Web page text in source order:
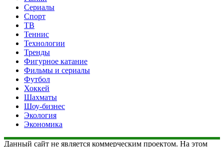
Сериалы
Спорт
ТВ
Теннис
Технологии
Тренды
Фигурное катание
Фильмы и сериалы
Футбол
Хоккей
Шахматы
Шоу-бизнес
Экология
Экономика
Данный сайт не является коммерческим проектом. На этом